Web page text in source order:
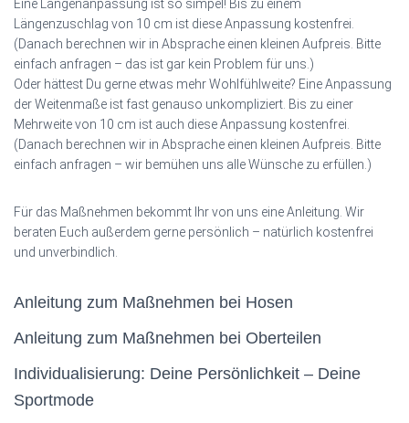
Eine Längenanpassung ist so simpel! Bis zu einem
Längenzuschlag von 10 cm ist diese Anpassung kostenfrei.
(Danach berechnen wir in Absprache einen kleinen Aufpreis. Bitte
einfach anfragen – das ist gar kein Problem für uns.)
Oder hättest Du gerne etwas mehr Wohlfühlweite? Eine Anpassung
der Weitenmaße ist fast genauso unkompliziert. Bis zu einer
Mehrweite von 10 cm ist auch diese Anpassung kostenfrei.
(Danach berechnen wir in Absprache einen kleinen Aufpreis. Bitte
einfach anfragen – wir bemühen uns alle Wünsche zu erfüllen.)
Für das Maßnehmen bekommt Ihr von uns eine Anleitung. Wir
beraten Euch außerdem gerne persönlich – natürlich kostenfrei
und unverbindlich.
Anleitung zum Maßnehmen bei Hosen
Anleitung zum Maßnehmen bei Oberteilen
Individualisierung: Deine Persönlichkeit – Deine
Sportmode